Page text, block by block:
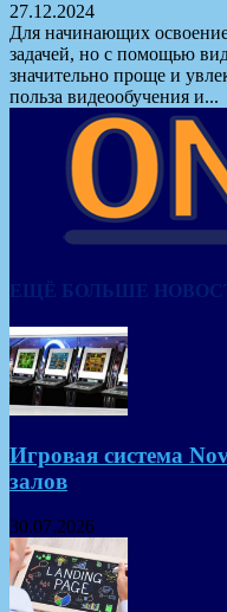
27.12.2024
Для начинающих
задачей, но с помощью
значительно проще и
польза видеообучения и...
ЕЩЁ БОЛЬШЕ
Игровая система
залов
30.07.2026